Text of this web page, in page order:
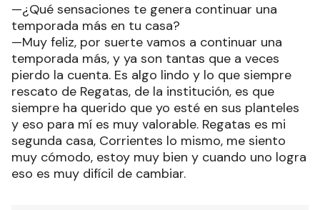
—¿Qué sensaciones te genera continuar una
temporada más en tu casa?
—Muy feliz, por suerte vamos a continuar una
temporada más, y ya son tantas que a veces
pierdo la cuenta. Es algo lindo y lo que siempre
rescato de Regatas, de la institución, es que
siempre ha querido que yo esté en sus planteles
y eso para mí es muy valorable. Regatas es mi
segunda casa, Corrientes lo mismo, me siento
muy cómodo, estoy muy bien y cuando uno logra
eso es muy difícil de cambiar.